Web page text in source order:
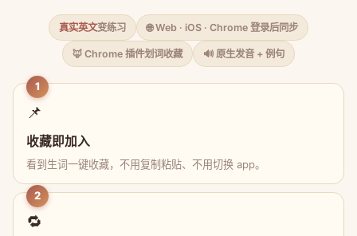
真实英文变练习 🌐 Web · iOS · Chrome 登录后同步
🦊 Chrome 插件划词收藏 🔊 原生发音 + 例句
1
📌
收藏即加入
看到生词一键收藏，不用复制粘贴、不用切换 app。
2
🔁